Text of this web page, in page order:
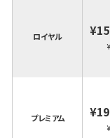
ロイヤル
プレミアム